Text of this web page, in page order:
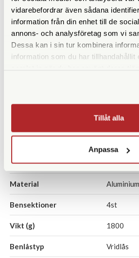
vidarebefordrar även sådana
information från din enhet till de
annons- och analysföretag som vi
Dessa kan i sin tur kombinera
information som du har tillhandahållit
Tillåt alla
Anpassa
SPECIFIKATIONER
Maxbelastning (kg) 3
Material Aluminium
Bensektioner 4st
Vikt (g) 1800
Benlåstyp Vridlås